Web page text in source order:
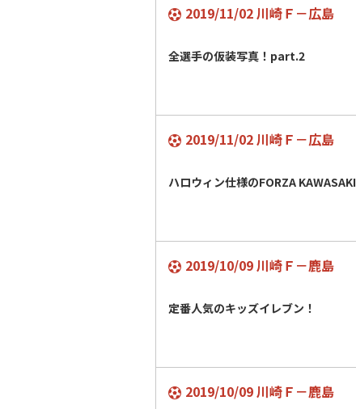
2019/11/02 川崎Ｆ－広島
全選手の仮装写真！part.2
2019/11/02 川崎Ｆ－広島
ハロウィン仕様のFORZA KAWASAKI
2019/10/09 川崎Ｆ－鹿島
定番人気のキッズイレブン！
2019/10/09 川崎Ｆ－鹿島